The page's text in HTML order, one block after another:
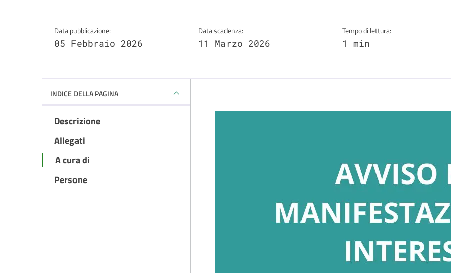
Data pubblicazione:
05 Febbraio 2026
Data scadenza:
11 Marzo 2026
Tempo di lettura:
1 min
INDICE DELLA PAGINA
Descrizione
Allegati
A cura di
Persone